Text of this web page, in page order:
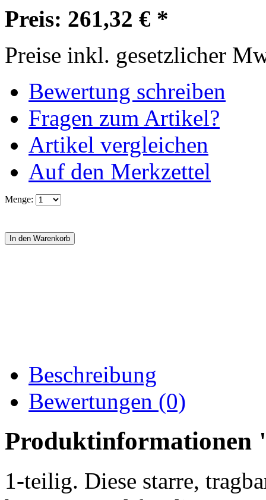
Preis: 261,32 € *
Preise inkl. gesetzlicher
Bewertung schreiben
Fragen zum Artikel?
Artikel vergleichen
Auf den Merkzettel
Menge:
Beschreibung
Bewertungen (0)
Produktinformationen
1-teilig. Diese starre,